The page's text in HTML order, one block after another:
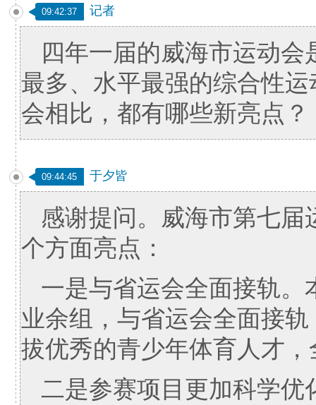
09:42:37 记者
四年一届的威海市运动
最多、水平最强的综合性
会相比，都有哪些新亮点？
09:44:45 于夕皆
感谢提问。威海市第七
个方面亮点：
一是与省运会全面接轨
业余组，与省运会全面接
拔优秀的青少年体育人才
二是参赛项目更加科学